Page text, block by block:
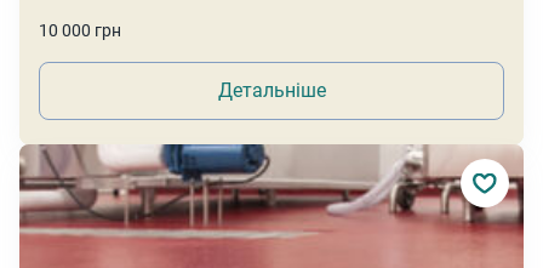
10 000 грн
Детальніше